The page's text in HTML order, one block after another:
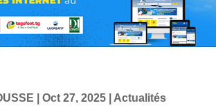
Oct 27, 2025 Actualités